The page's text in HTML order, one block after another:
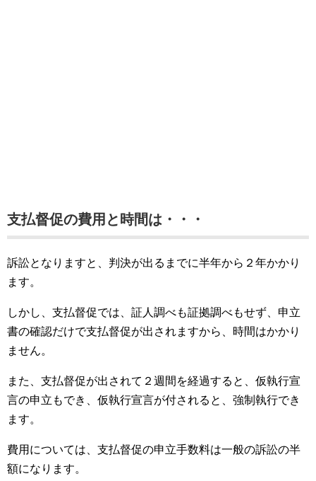
支払督促の費用と時間は・・・
訴訟となりますと、判決が出るまでに半年から２年かかり
ます。
しかし、支払督促では、証人調べも証拠調べもせず、申立
書の確認だけで支払督促が出されますから、時間はかかり
ません。
また、支払督促が出されて２週間を経過すると、仮執行宣
言の申立もでき、仮執行宣言が付されると、強制執行でき
ます。
費用については、支払督促の申立手数料は一般の訴訟の半
額になります。